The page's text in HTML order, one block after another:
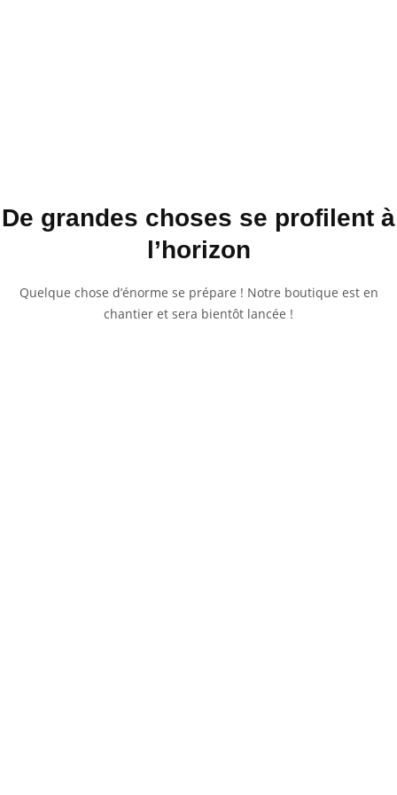
De grandes choses se profilent à
l’horizon
Quelque chose d’énorme se prépare ! Notre boutique est en
chantier et sera bientôt lancée !